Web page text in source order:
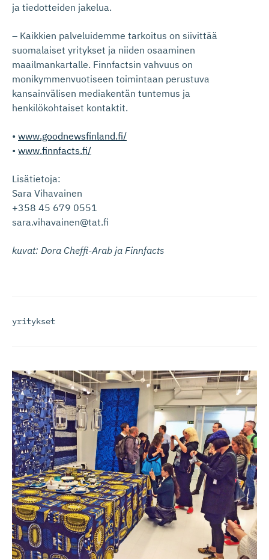
ja tiedotteiden jakelua.
– Kaikkien palveluidemme tarkoitus on siivittää
suomalaiset yritykset ja niiden osaaminen
maailmankartalle. Finnfactsin vahvuus on
monikymmenvuotiseen toimintaan perustuva
kansainvälisen mediakentän tuntemus ja
henkilökohtaiset kontaktit.
• www.goodnewsfinland.fi/
• www.finnfacts.fi/
Lisätietoja:
Sara Vihavainen
+358 45 679 0551
sara.vihavainen@tat.fi
kuvat: Dora Cheffi-Arab ja Finnfacts
yritykset